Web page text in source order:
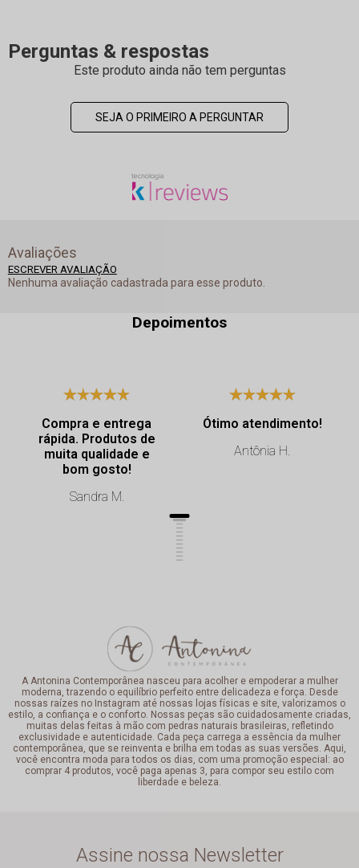
Perguntas & respostas
Este produto ainda não tem perguntas
SEJA O PRIMEIRO A PERGUNTAR
Avaliações
ESCREVER AVALIAÇÃO
Nenhuma avaliação cadastrada para esse produto.
Depoimentos
Compra e entrega
rápida. Produtos de
muita qualidade e
bom gosto!
Sandra M.
Ótimo atendimento!
Antônia H.
A Antonina Contemporânea nasceu para acolher e empoderar a mulher
moderna, trazendo o equilíbrio perfeito entre delicadeza e força. Desde
nossas raízes no Instagram até nossas lojas físicas e site, valorizamos o
estilo, a confiança e o conforto. Nossas peças são cuidadosamente criadas,
muitas delas feitas à mão com pedras naturais brasileiras, refletindo
exclusividade e autenticidade. Cada peça carrega a essência da mulher
contemporânea, que se reinventa e brilha em todas as suas versões. Aqui,
você encontra moda para todos os dias, com uma promoção especial: ao
comprar 4 produtos, você paga apenas 3, para compor seu estilo com
liberdade e beleza.
Assine nossa Newsletter